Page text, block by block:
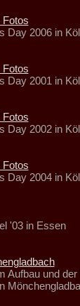
Day 2006 in
Day 2001 in
Day 2002 in
Day 2004 in
'03 in Essen
Aufbau und